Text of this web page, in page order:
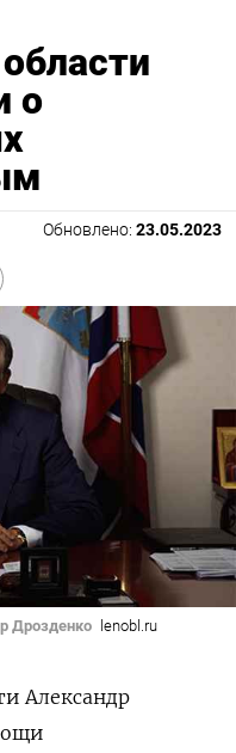
о
Обновлено: 23.05.2023
Дрозденко lenobl.ru
Александр